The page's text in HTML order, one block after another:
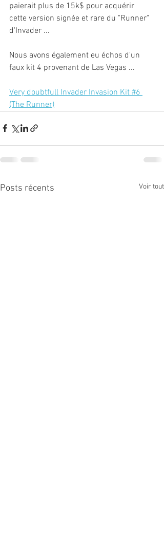
paierait plus de 15k$ pour acquérir
cette version signée et rare du "Runner"
d'Invader ...
Nous avons également eu échos d'un
faux kit 4 provenant de Las Vegas ...
Very doubtfull Invader Invasion Kit #6
(The Runner)
Posts récents Voir tout